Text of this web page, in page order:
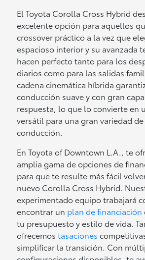
El Toyota Corolla Cross Hybrid
excelente opción para aquellos
crossover práctico a la vez que
espacioso interior y su avanzada
hacen perfecto tanto para los
diarios como para las salidas
cadena cinemática híbrida
conducción suave y con gran
respuesta, lo que lo convierte en
versátil para una gran variedad
conducción.
En Toyota of Downtown L.A., te
amplia gama de opciones de
para que te resulte más fácil
nuevo Corolla Cross Hybrid.
experimentado equipo trabajará
encontrar un plan de financiación
tu presupuesto y estilo de vida.
ofrecemostasaciones
simplificar la transición. Con